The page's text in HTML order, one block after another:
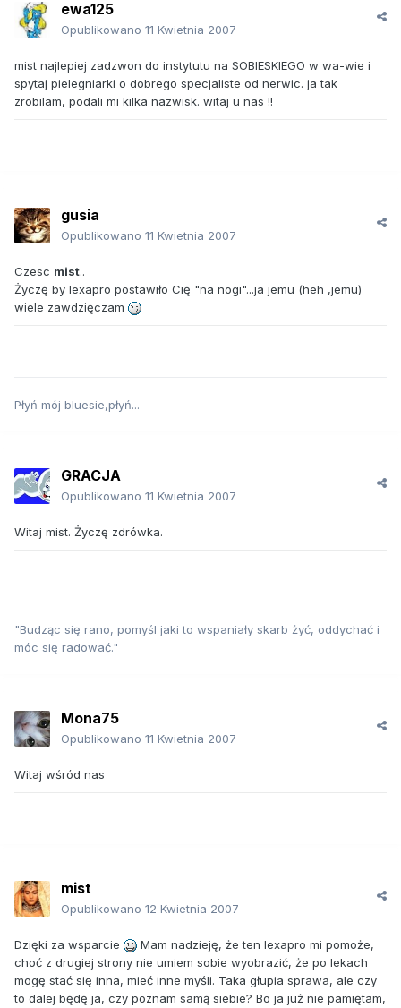
ewa125
Opublikowano 11 Kwietnia 2007
mist najlepiej zadzwon do instytutu na SOBIESKIEGO w wa-wie i
spytaj pielegniarki o dobrego specjaliste od nerwic. ja tak
zrobilam, podali mi kilka nazwisk. witaj u nas !!
gusia
Opublikowano 11 Kwietnia 2007
Czesc mist..
Życzę by lexapro postawiło Cię "na nogi"...ja jemu (heh ,jemu)
wiele zawdzięczam
Płyń mój bluesie,płyń...
GRACJA
Opublikowano 11 Kwietnia 2007
Witaj mist. Życzę zdrówka.
"Budząc się rano, pomyśl jaki to wspaniały skarb żyć, oddychać i
móc się radować."
Mona75
Opublikowano 11 Kwietnia 2007
Witaj wśród nas
mist
Opublikowano 12 Kwietnia 2007
Dzięki za wsparcie
Mam nadzieję, że ten lexapro mi pomoże,
choć z drugiej strony nie umiem sobie wyobrazić, że po lekach
mogę stać się inna, mieć inne myśli. Taka głupia sprawa, ale czy
to dalej będę ja, czy poznam samą siebie? Bo ja już nie pamiętam,